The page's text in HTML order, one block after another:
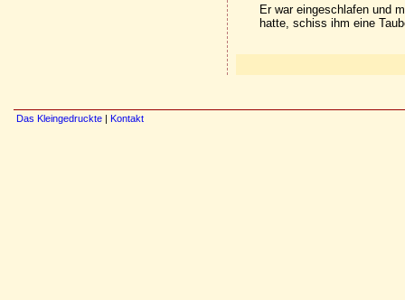
Er war eingeschlafen und
hatte, schiss ihm eine
Das Kleingedruckte | Kontakt